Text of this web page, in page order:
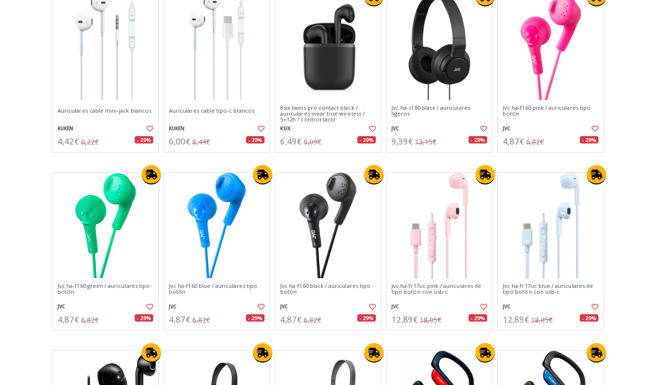
Auriculares cable mini-jack blancos
KUKEN
4,42€ 6,22€ - 29%
Auriculares cable tipo-c blancos
KUKEN
6,00€ 8,44€ - 29%
Ksix twins pro contact black /
auriculares inear true wireless /
5+12h / control táctil
KSIX
6,49€ 9,09€ - 29%
Jvc ha-s180 black / auriculares
ligeros
JVC
9,39€ 13,15€ - 29%
Jvc ha-f160 pink / auriculares tipo
botón
JVC
4,87€ 6,82€ - 29%
Jvc ha-f160 green / auriculares tipo
botón
JVC
4,87€ 6,82€ - 29%
Jvc ha-f160 blue / auriculares tipo
botón
JVC
4,87€ 6,82€ - 29%
Jvc ha-f160 black / auriculares tipo
botón
JVC
4,87€ 6,82€ - 29%
Jvc ha-fr17uc pink / auriculares de
tipo botón con usb-c
JVC
12,89€ 18,05€ - 29%
Jvc ha-fr17uc blue / auriculares de
tipo botón con usb-c
JVC
12,89€ 18,05€ - 29%